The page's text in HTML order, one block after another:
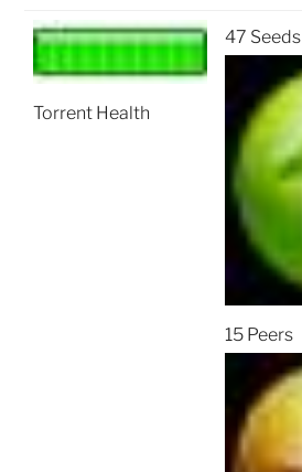
Torrent Health
47 Seeds
15 Peers